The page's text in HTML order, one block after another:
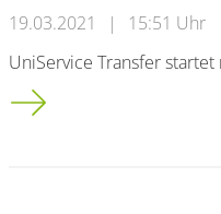
19.03.2021 |
15:51 Uhr
UniService Transfer startet
Das Fenster zur